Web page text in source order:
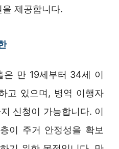
제공합니다.
은 만 19세부터 34세 이
고 있으며, 병역 이행자
신청이 가능합니다. 이
이 주거 안정성을 확보